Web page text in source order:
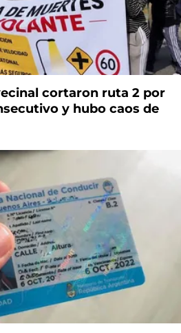
cortaron ruta 2 por
y hubo caos de